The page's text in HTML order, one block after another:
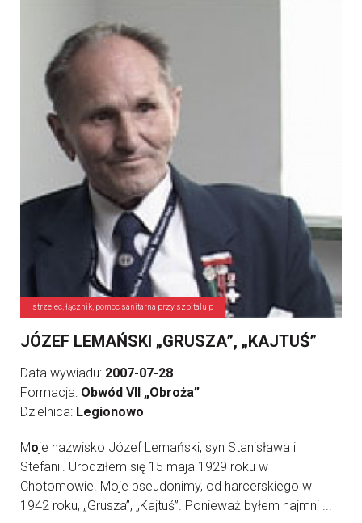
strzelec, łącznik, pomoc sanitarna przy szpitalu p
JÓZEF LEMAŃSKI „GRUSZA”, „KAJTUŚ”
Data wywiadu: 2007-07-28
Formacja: Obwód VII „Obroża”
Dzielnica: Legionowo
Moje nazwisko Józef Lemański, syn Stanisława i
Stefanii. Urodziłem się 15 maja 1929 roku w
Chotomowie. Moje pseudonimy, od harcerskiego w
1942 roku, „Grusza”, „Kajtuś”. Ponieważ byłem najmni ...